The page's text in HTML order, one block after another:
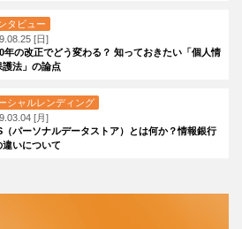
タビュー
[日]
年の改正でどう変わる？ 知っておきたい「個人情
護法」の論点
シャルレンディング
[月]
（パーソナルデータストア）とは何か？情報銀行
違いについて